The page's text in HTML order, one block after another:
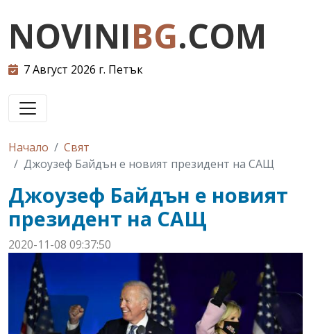
NOVINIBG.COM
7 Август 2026 г. Петък
Начало
Свят
Джоузеф Байдън е новият президент на САЩ
Джоузеф Байдън е новият
президент на САЩ
2020-11-08 09:37:50